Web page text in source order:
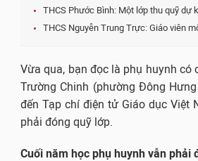
THCS Phước Bình: Một lớp thu quỹ dự
THCS Nguyễn Trung Trực: Giáo viên
Vừa qua, bạn đọc là phụ huynh
Trường Chinh (phường Đông
đến Tạp chí điện tử Giáo dục Việt
phải đóng quỹ lớp.
Cuối năm học phụ huynh vẫn phải